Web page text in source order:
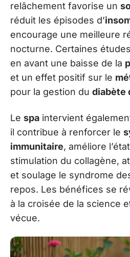
relâchement favorise un
réduit les épisodes d’
encourage une meilleure
nocturne. Certaines
en avant une baisse de la
et un effet positif sur le
pour la gestion du diabète
Le spa intervient
il contribue à renforcer le
immunitaire, améliore
stimulation du collagène,
et soulage le syndrome
repos. Les bénéfices se
à la croisée de la science
vécue.